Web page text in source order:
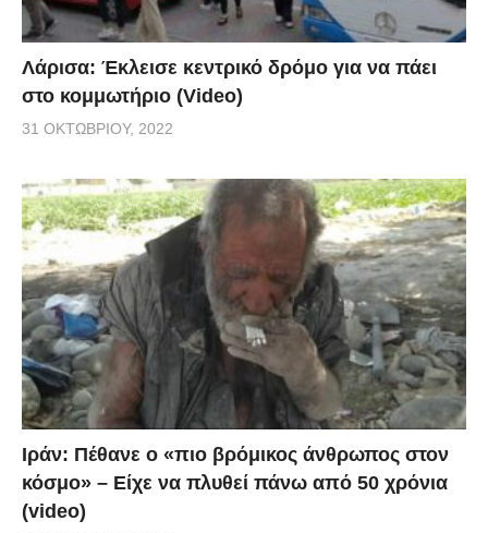
Λάρισα: Έκλεισε κεντρικό δρόμο για να πάει
στο κομμωτήριο (Video)
31 ΟΚΤΩΒΡΊΟΥ, 2022
Ιράν: Πέθανε ο «πιο βρόμικος άνθρωπος στον
κόσμο» – Είχε να πλυθεί πάνω από 50 χρόνια
(video)